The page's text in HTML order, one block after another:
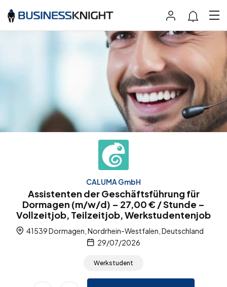
CALUMA GmbH
Assistenten der Geschäftsführung für
Dormagen (m/w/d) – 27,00 € / Stunde –
Vollzeitjob, Teilzeitjob, Werkstudentenjob
41539 Dormagen, Nordrhein-Westfalen, Deutschland
29/07/2026
Werkstudent